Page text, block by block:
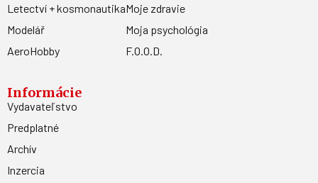
Letectví + kosmonautika
Modelář
AeroHobby
Moje zdravie
Moja psychológia
F.O.O.D.
Informácie
Vydavateľstvo
Predplatné
Archív
Inzercia